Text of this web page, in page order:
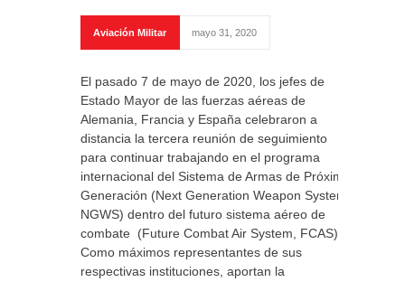
Aviación Militar mayo 31, 2020
El pasado 7 de mayo de 2020, los jefes de
Estado Mayor de las fuerzas aéreas de
Alemania, Francia y España celebraron a
distancia la tercera reunión de seguimiento
para continuar trabajando en el programa
internacional del Sistema de Armas de Próxima
Generación (Next Generation Weapon System,
NGWS) dentro del futuro sistema aéreo de
combate (Future Combat Air System, FCAS).
Como máximos representantes de sus
respectivas instituciones, aportan la